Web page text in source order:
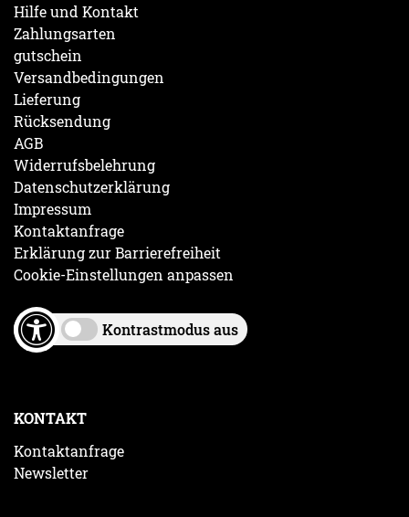
Hilfe und Kontakt
Zahlungsarten
gutschein
Versandbedingungen
Lieferung
Rücksendung
AGB
Widerrufsbelehrung
Datenschutzerklärung
Impressum
Kontaktanfrage
Erklärung zur Barrierefreiheit
Cookie-Einstellungen anpassen
Kontrastmodus aus
KONTAKT
Kontaktanfrage
Newsletter